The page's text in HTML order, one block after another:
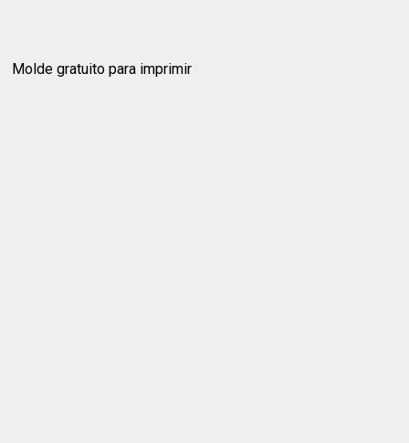
Molde gratuito para imprimir